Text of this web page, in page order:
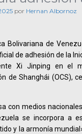
por Hernan Albornoz
Bolivariana de
de adhesión de la
Xi Jinping en el
de Shanghái (OCS),
con medios
se incorpora a
y la armonía